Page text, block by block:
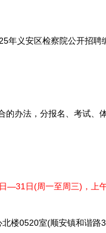
义安区检察院公开招聘
办法，分报名、考试、体
—31日(周一至周三)，上
0520室(顺安镇和谐路